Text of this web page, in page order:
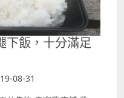
而另一名事主同樣先
的利息約39,600元，
及本金均未能提取。
款金額由50萬元至過千
萬元。 支票小知識
支付款項為目的 其
票人簽署向銀行發出
支付一定金額的款項
。 該名大學生按指示入
碼拍照傳給對方，豈料
子ldquo;上司rdquo;的
買多張點數卡作ldquo;
指示去做，前後一共
結果，被騙去45,500
報警求助，司警已接
下飯，十分滿足
08-31